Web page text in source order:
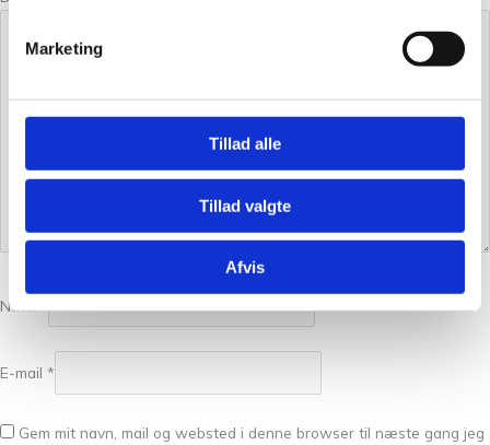
Marketing
Tillad alle
Tillad valgte
Afvis
Navn
E-mail *
Gem mit navn, mail og websted i denne browser til næste gang jeg